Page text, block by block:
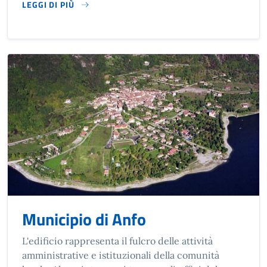
LEGGI DI PIÙ
SU LA ROCCA D'ANFO
Municipio di Anfo
L'edificio rappresenta il fulcro delle attività
amministrative e istituzionali della comunità